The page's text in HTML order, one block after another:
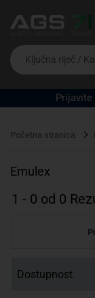
Ova
cijene vašim
Da
biste
potražili
proizvod,
unesite
riječ,
EAN
serijski
Početna stranica
Emulex
1 - 0 od 0